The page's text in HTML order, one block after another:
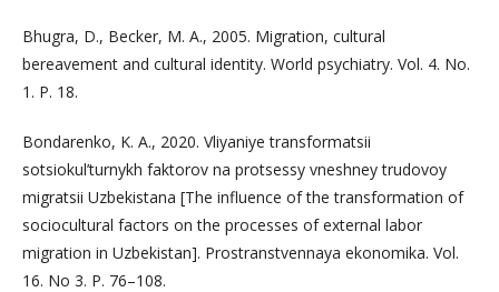
Bhugra, D., Becker, M. A., 2005. Migration, cultural
bereavement and cultural identity. World psychiatry. Vol. 4. No.
1. P. 18.
Bondarenko, K. A., 2020. Vliyaniye transformatsii
sotsiokul’turnykh faktorov na protsessy vneshney trudovoy
migratsii Uzbekistana [The influence of the transformation of
sociocultural factors on the processes of external labor
migration in Uzbekistan]. Prostranstvennaya ekonomika. Vol.
16. No 3. P. 76–108.